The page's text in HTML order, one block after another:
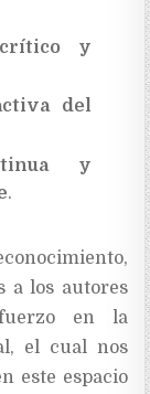
y
del
y
.
a los autores
en la
el cual nos
este espacio